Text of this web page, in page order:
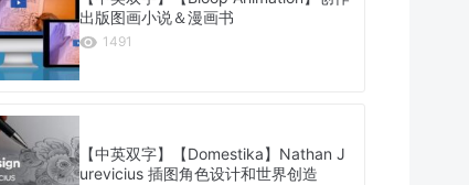
出版图画小说＆漫画书
1491
【中英双字】【Domestika】Nathan J
urevicius 插图角色设计和世界创造